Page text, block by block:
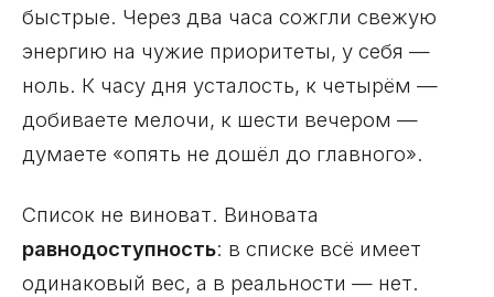
быстрые. Через два часа сожгли свежую
энергию на чужие приоритеты, у себя —
ноль. К часу дня усталость, к четырём —
добиваете мелочи, к шести вечером —
думаете «опять не дошёл до главного».
Список не виноват. Виновата
равнодоступность: в списке всё имеет
одинаковый вес, а в реальности — нет.